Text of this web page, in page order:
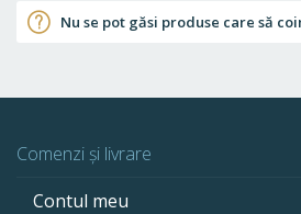
Nu se pot găsi produse care să
Comenzi și livrare
Contul meu